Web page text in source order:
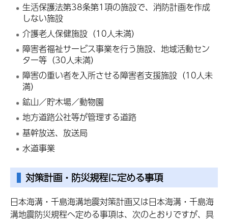
生活保護法第38条第1項の施設で、消防計画を作成
しない施設
介護老人保健施設（10人未満）
障害者福祉サービス事業を行う施設、地域活動セン
ター等（30人未満）
障害の重い者を入所させる障害者支援施設（10人未
満）
鉱山／貯木場／動物園
地方道路公社等が管理する道路
基幹放送、放送局
水道事業
対策計画・防災規程に定める事項
日本海溝・千島海溝地震対策計画又は日本海溝・千島海
溝地震防災規程へ定める事項は、次のとおりですが、具